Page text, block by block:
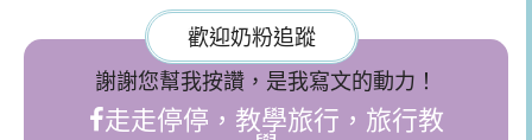
歡迎奶粉追蹤
謝謝您幫我按讚，是我寫文的動力！
走走停停，教學旅行，旅行教